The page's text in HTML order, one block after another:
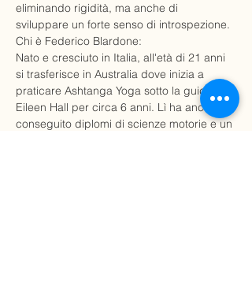
eliminando rigidità, ma anche di
sviluppare un forte senso di introspezione.
Chi è Federico Blardone:
Nato e cresciuto in Italia, all'età di 21 anni
si trasferisce in Australia dove inizia a
praticare Ashtanga Yoga sotto la guida di
Eileen Hall per circa 6 anni. Lì ha anche
conseguito diplomi di scienze motorie e un